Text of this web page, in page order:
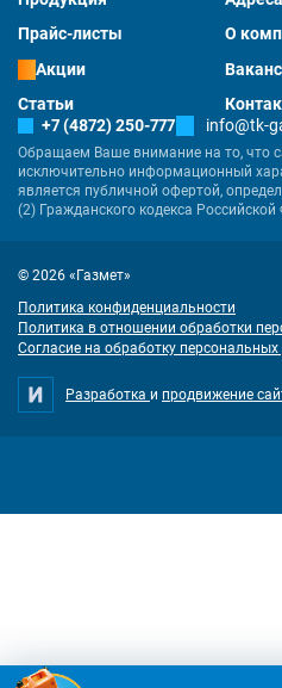
Прайс-листы
О
Акции
Статьи
+7 (4872) 250-777
info@tk-
Обращаем Ваше внимание на то, что
исключительно информационный
является публичной офертой,
(2) Гражданского кодекса Российской
© 2026 «Газмет»
Политика конфиденциальности
Политика в отношении обработки
Согласие на обработку
Разработка и продвижение